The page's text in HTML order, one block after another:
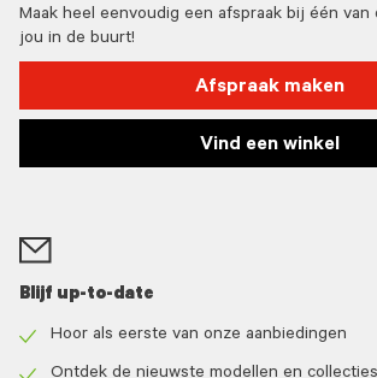
Maak heel eenvoudig een afspraak bij één van
jou in de buurt!
Afspraak maken
Vind een winkel
Blijf up-to-date
icon
Hoor als eerste van onze aanbiedingen